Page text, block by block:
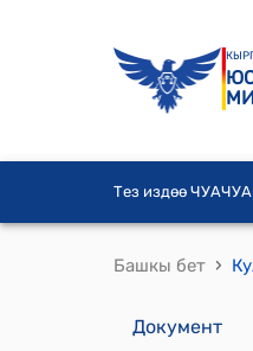
Тез издөө ЧУА
Башкы бет ›
Документ